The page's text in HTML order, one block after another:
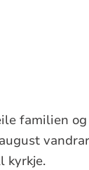
familien
kyrkje.